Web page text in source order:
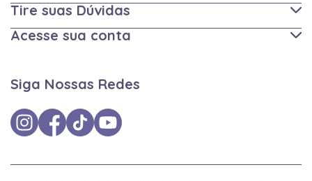
Tire suas Dúvidas
Acesse sua conta
Siga Nossas Redes